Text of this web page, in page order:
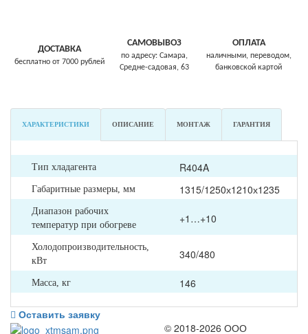
ДОСТАВКА
бесплатно от 7000 рублей
САМОВЫВОЗ
по адресу: Самара,
Средне-садовая, 63
ОПЛАТА
наличными, переводом,
банковской картой
ХАРАКТЕРИСТИКИ ОПИСАНИЕ МОНТАЖ ГАРАНТИЯ
Тип хладагента R404A
Габаритные размеры, мм 1315/1250х1210х1235
Диапазон рабочих
температур при обогреве
+1…+10
Холодопроизводительность,
кВт
340/480
Масса, кг 146
Оставить заявку
© 2018-2026 ООО